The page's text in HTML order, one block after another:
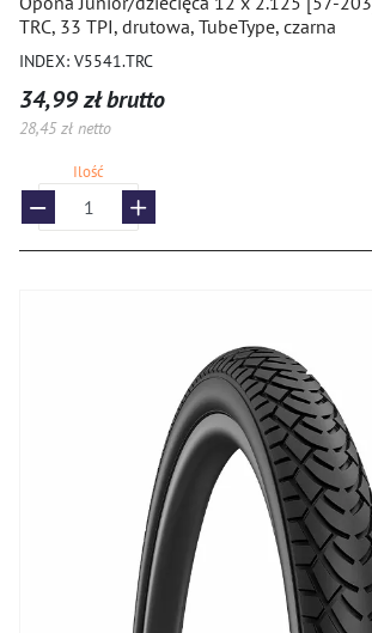
Opony BMX
Opony do wózków inwalidzkich
Montaż i uszczelniacze, systemy bezdętkowe
ROWERY I HULAJNOGI
TRC, 33 TPI, drutowa, TubeType, czarna
INDEX: V5541.TRC
34,99 zł brutto
28,45 zł netto
Ilość